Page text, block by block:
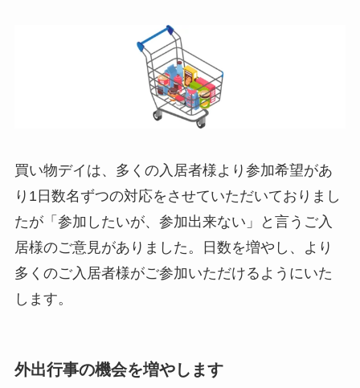
買い物デイは、多くの入居者様より参加希望があ
り1日数名ずつの対応をさせていただいておりまし
たが「参加したいが、参加出来ない」と言うご入
居様のご意見がありました。日数を増やし、より
多くのご入居者様がご参加いただけるようにいた
します。
外出行事の機会を増やします